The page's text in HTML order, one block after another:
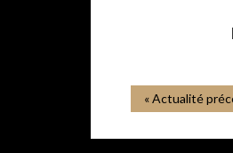
« Actualité